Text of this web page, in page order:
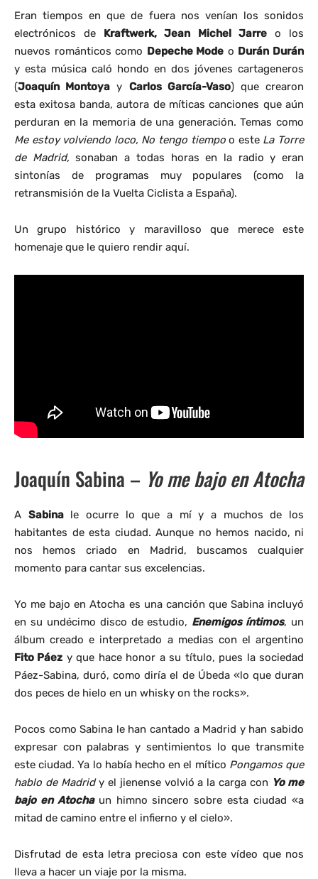
Eran tiempos en que de fuera nos venían los sonidos
electrónicos de Kraftwerk, Jean Michel Jarreo los
nuevos románticos como Depeche Mode o Durán Durán
y esta música caló hondo en dos jóvenes cartageneros
(Joaquín Montoya y Carlos García-Vaso) que crearon
esta exitosa banda, autora de míticas canciones que aún
perduran en la memoria de una generación. Temas como
Me estoy volviendo loco, No tengo tiempoo este La Torre
de Madrid, sonaban a todas horas en la radio y eran
sintonías de programas muy populares (como la
retransmisión de la Vuelta Ciclista a España).
Un grupo histórico y maravilloso que merece este
homenaje que le quiero rendir aquí.
Joaquín Sabina – Yo me bajo en Atocha
A Sabinale ocurre lo que a mí y a muchos de los
habitantes de esta ciudad. Aunque no hemos nacido, ni
nos hemos criado en Madrid, buscamos cualquier
momento para cantar sus excelencias.
Yo me bajo en Atocha es una canción que Sabina incluyó
en su undécimo disco de estudio, Enemigos íntimos, un
álbum creado e interpretado a medias con el argentino
Fito Páez y que hace honor a su título, pues la sociedad
Páez-Sabina, duró, como diría el de Úbeda «lo que duran
dos peces de hielo en un whisky on the rocks».
Pocos como Sabina le han cantado a Madrid y han sabido
expresar con palabras y sentimientos lo que transmite
este ciudad. Ya lo había hecho en el mítico Pongamos que
hablo de Madridy el jienense volvió a la carga con Yo me
bajo en Atocha un himno sincero sobre esta ciudad «a
mitad de camino entre el infierno y el cielo».
Disfrutad de esta letra preciosa con este vídeo que nos
lleva a hacer un viaje por la misma.